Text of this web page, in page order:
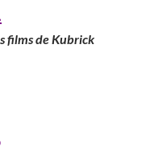
films de Kubrick